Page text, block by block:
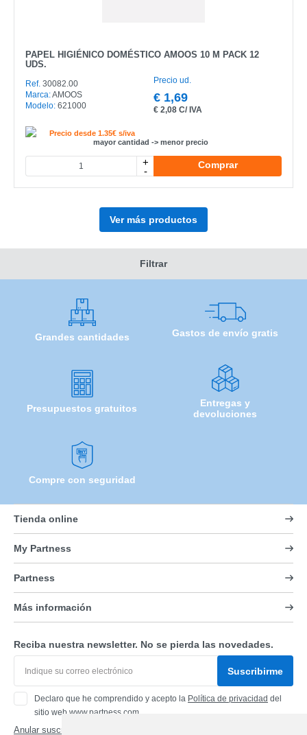
PAPEL HIGIÉNICO DOMÉSTICO AMOOS 10 M PACK 12
UDS.
Ref. 30082.00
Marca:AMOOS
Modelo: 621000
Precio ud.
€ 1,69
€ 2,08 C/ IVA
Precio desde 1.35€ s/iva
mayor cantidad -> menor precio
+
-
Comprar
Ver más productos
Filtrar
Grandes cantidades Gastos de envío gratis
Presupuestos gratuitos
Entregas y
devoluciones
Compre con seguridad
Tienda online
My Partness
Partness
Más información
Reciba nuestra newsletter. No se pierda las novedades.
Suscribirme
Declaro que he comprendido y acepto la Política de privacidad del
sitio web www.partness.com
Anular suscripción